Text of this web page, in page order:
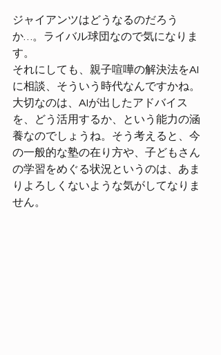
ジャイアンツはどうなるのだろう
か…。ライバル球団なので気になりま
す。
それにしても、親子喧嘩の解決法をAI
に相談、そういう時代なんですかね。
大切なのは、AIが出したアドバイス
を、どう活用するか、という能力の涵
養なのでしょうね。そう考えると、今
の一般的な塾の在り方や、子どもさん
の学習をめぐる状況というのは、あま
りよろしくないような気がしてなりま
せん。